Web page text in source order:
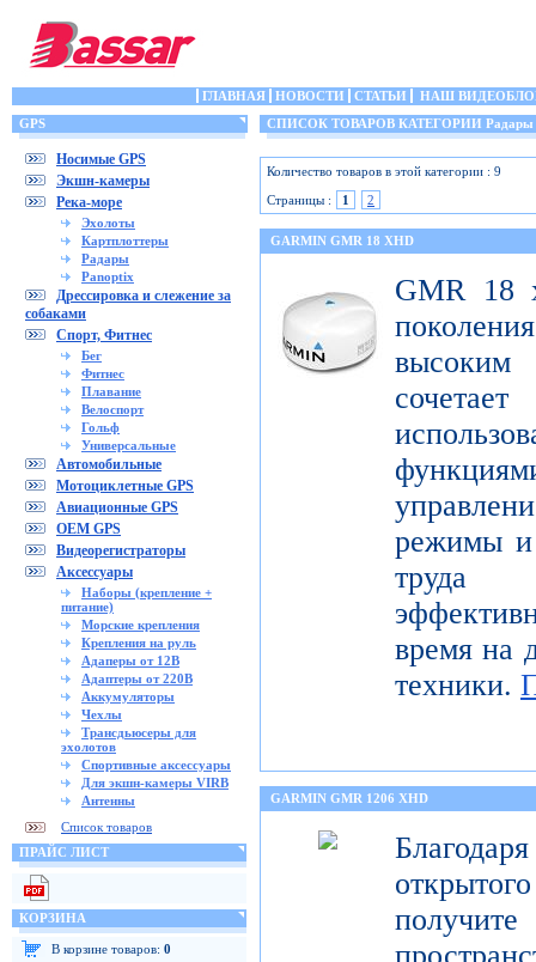
ГЛАВНАЯ НОВОСТИ СТАТЬИ
НАШ
GPS
Носимые GPS
Экшн-камеры
Река-море
Эхолоты
Картплоттеры
Радары
Panoptix
Дрессировка и слежение за
собаками
Спорт, Фитнес
Бег
Фитнес
Плавание
Велоспорт
Гольф
Универсальные
Автомобильные
Мотоциклетные GPS
Авиационные GPS
OEM GPS
Видеорегистраторы
Аксессуары
Наборы (крепление +
питание)
Морские крепления
Крепления на руль
Адаперы от 12В
Адаптеры от 220В
Аккумуляторы
Чехлы
Трансдьюсеры для
эхолотов
Спортивные аксессуары
Для экшн-камеры VIRB
Антенны
Список товаров
ПРАЙС ЛИСТ
КОРЗИНА
В корзине товаров: 0
СПИСОК ТОВАРОВ КАТЕГОРИИ Радары
Количество товаров в этой категории : 9
Страницы :
1 2
GARMIN GMR 18 XHD
GMR 18
высоким
режимы и
труда
время на
техники.
GARMIN GMR 1206 XHD